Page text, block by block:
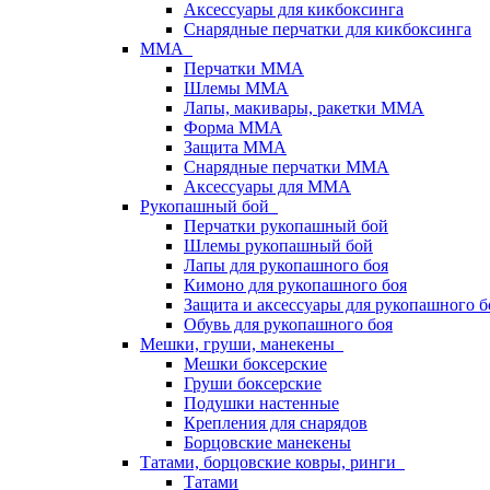
Аксессуары для кикбоксинга
Снарядные перчатки для кикбоксинга
ММА
Перчатки ММА
Шлемы ММА
Лапы, макивары, ракетки ММА
Форма ММА
Защита ММА
Снарядные перчатки ММА
Аксессуары для ММА
Рукопашный бой
Перчатки рукопашный бой
Шлемы рукопашный бой
Лапы для рукопашного боя
Кимоно для рукопашного боя
Защита и аксессуары для рукопашного
Обувь для рукопашного боя
Мешки, груши, манекены
Мешки боксерские
Груши боксерские
Подушки настенные
Крепления для снарядов
Борцовские манекены
Татами, борцовские ковры, ринги
Татами